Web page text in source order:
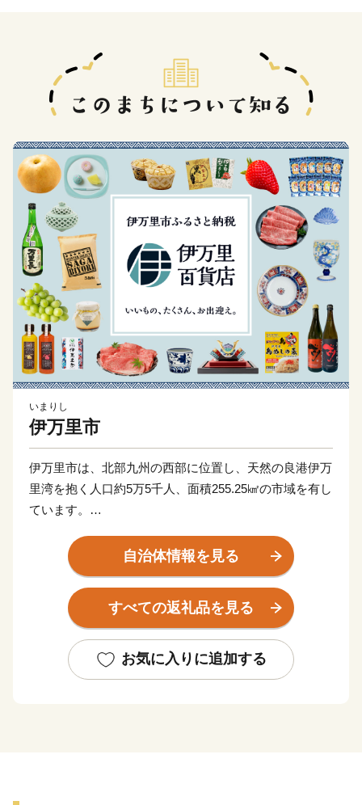
いまりし
伊万里市
伊万里市は、北部九州の西部に位置し、天然の良港伊万
里湾を抱く人口約5万5千人、面積255.25㎢の市域を有し
ています。
古伊万里や石炭の積出港として栄え、「古伊万里文化」
の香りが漂う焼き物などを市内の随所で見ることができ
る風光明媚なまちです。
かく、とろけるほどの美味しさです。由緒ある枝肉共励
会で多くの賞に輝くなど、伊万里を代表する特産物で
自治体情報を見る
すべての返礼品を見る
お気に入りに追加する